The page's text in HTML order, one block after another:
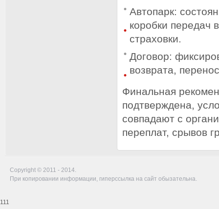
Автопарк:
коробки передач
страховки.
Договор:
возврата,
Финальная
подтверждена,
совпадают с
переплат, срывов
Copyright © 2011 - 2014.
При копировании информации, гиперссылка на сайт обызательна.
111